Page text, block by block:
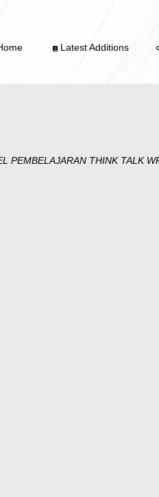
Latest Additions
PEMBELAJARAN THINK TALK